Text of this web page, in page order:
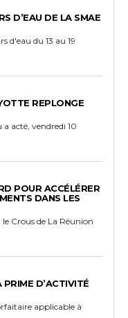
D’EAU DE LA SMAE
d'eau du 13 au 19
REPLONGE
a acté, vendredi 10
POUR ACCÉLÉRER
DANS LES
Crous de La Réunion
D’ACTIVITÉ
applicable à